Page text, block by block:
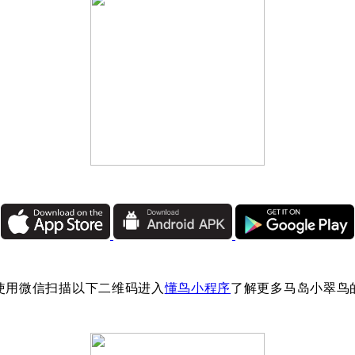
用微信扫描以下二维码进入懂鸟小程序了解更多马岛小翠鸟